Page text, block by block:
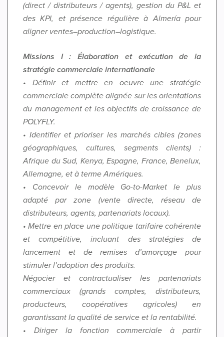
(direct / distributeurs / agents), gestion du P&L et
des KPI, et présence régulière à Almería pour
aligner ventes–production–logistique.
Missions I : Élaboration et exécution de la
stratégie commerciale internationale
• Définir et mettre en oeuvre une stratégie
commerciale complète alignée sur les orientations
du management et les objectifs de croissance de
POLYFLY.
• Identifier et prioriser les marchés cibles (zones
géographiques, cultures, segments clients) :
Afrique du Sud, Kenya, Espagne, France, Benelux,
Allemagne, et à terme Amériques.
• Concevoir le modèle Go-to-Market le plus
adapté par zone (vente directe, réseau de
distributeurs, agents, partenariats locaux).
• Mettre en place une politique tarifaire cohérente
et compétitive, incluant des stratégies de
lancement et de remises d’amorçage pour
stimuler l’adoption des produits.
Négocier et contractualiser les partenariats
commerciaux (grands comptes, distributeurs,
producteurs, coopératives agricoles) en
garantissant la qualité de service et la rentabilité.
• Diriger la fonction commerciale à partir